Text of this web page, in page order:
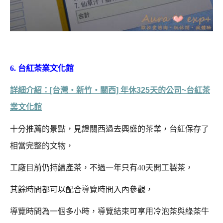
6. 台紅茶業文化館
詳細介紹： [台灣‧新竹‧關西] 年休325天的公司~台紅茶
業文化館
十分推薦的景點，見證關西過去興盛的茶業，台紅保存了
相當完整的文物，
工廠目前仍持續產茶，不過一年只有40天開工製茶，
其餘時間都可以配合導覽時間入內參觀，
導覽時間為一個多小時，導覽結束可享用冷泡茶與綠茶牛